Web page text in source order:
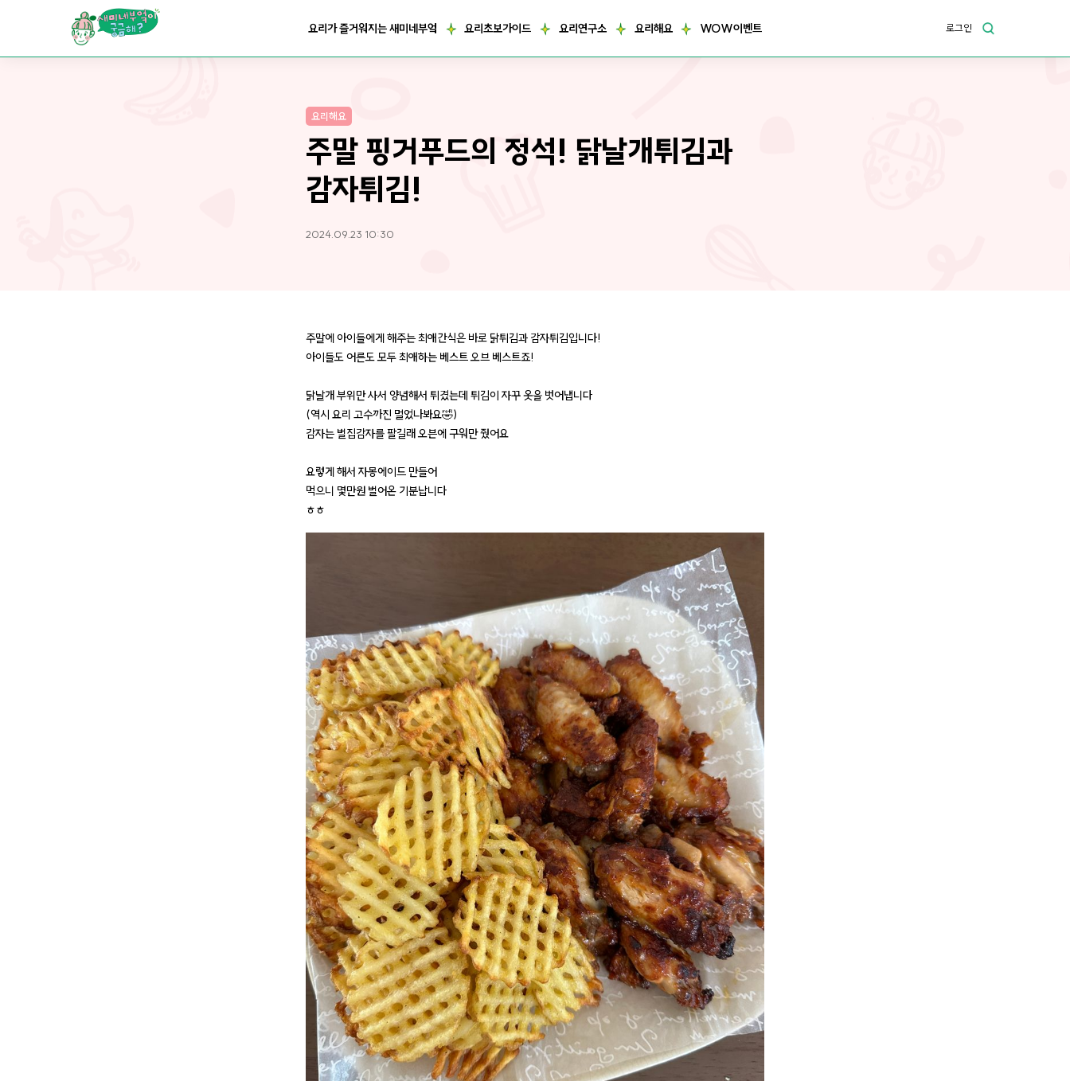
요리가 즐거워지는 새미네부엌 요리초보가이드 요리연구소 요리해요 WOW이벤트 로그인
요리해요
주말 핑거푸드의 정석! 닭날개튀김과
감자튀김!
2024.09.23 10:30
주말에 아이들에게 해주는 최애간식은 바로 닭튀김과 감자튀김입니다!
아이들도 어른도 모두 최애하는 베스트 오브 베스트죠!
닭날개 부위만 사서 양념해서 튀겼는데 튀김이 자꾸 옷을 벗어냅니다
(역시 요리 고수까진 멀었나봐요🤣)
감자는 벌집감자를 팔길래 오븐에 구워만 줬어요
요렇게 해서 자몽에이드 만들어
먹으니 몇만원 벌어온 기분납니다
ㅎㅎ